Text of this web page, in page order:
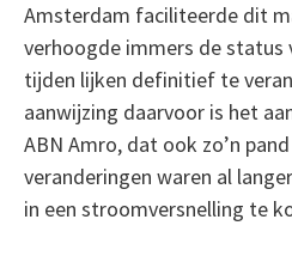
Amsterdam faciliteerde dit
verhoogde immers de status
tijden lijken definitief te
aanwijzing daarvoor is het
ABN Amro, dat ook zo’n
veranderingen waren al
in een stroomversnelling te